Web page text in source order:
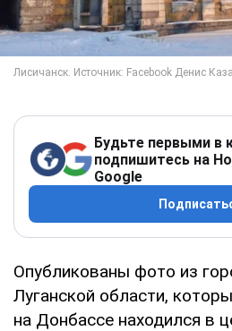
Будьте первыми в
подпишитесь на
Google
Опубликованы фото из
Луганской области,
на Донбассе находился в